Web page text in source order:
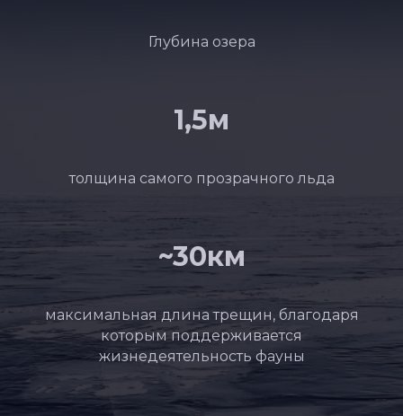
Глубина озера
1,5м
толщина самого прозрачного льда
~30км
максимальная длина трещин, благодаря
которым поддерживается
жизнедеятельность фауны